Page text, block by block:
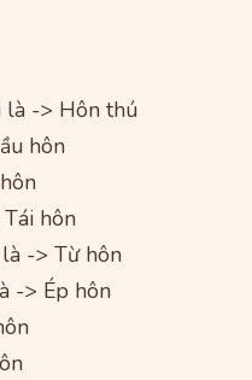
là -> Hôn thú
hôn
hôn
-> Từ hôn
-> Ép hôn